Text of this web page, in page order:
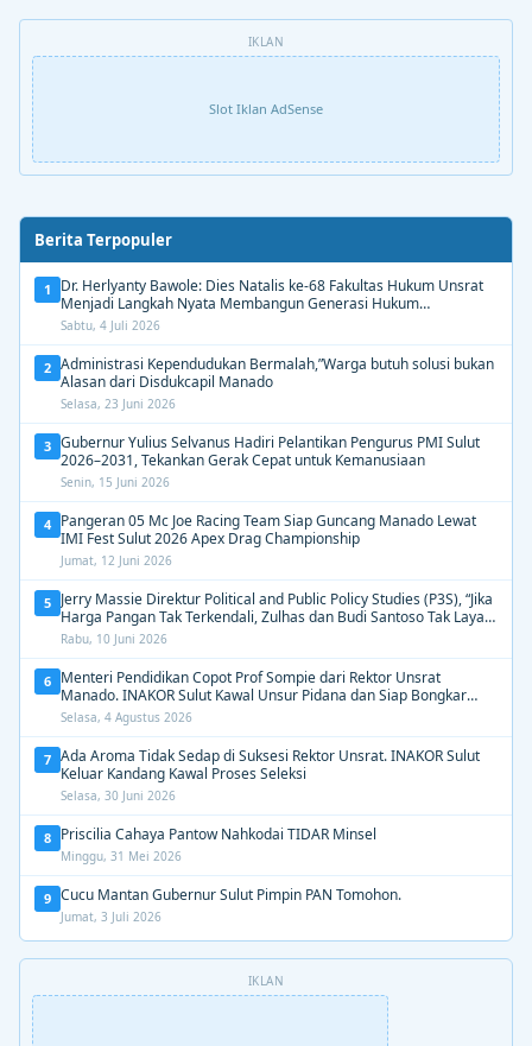
IKLAN
Slot Iklan AdSense
Berita Terpopuler
1
Dr. Herlyanty Bawole: Dies Natalis ke-68 Fakultas Hukum Unsrat
Menjadi Langkah Nyata Membangun Generasi Hukum
Berdampak
Sabtu, 4 Juli 2026
2 Administrasi Kependudukan Bermalah,”Warga butuh solusi bukan
Alasan dari Disdukcapil Manado
Selasa, 23 Juni 2026
3 Gubernur Yulius Selvanus Hadiri Pelantikan Pengurus PMI Sulut
2026–2031, Tekankan Gerak Cepat untuk Kemanusiaan
Senin, 15 Juni 2026
4 Pangeran 05 Mc Joe Racing Team Siap Guncang Manado Lewat
IMI Fest Sulut 2026 Apex Drag Championship
Jumat, 12 Juni 2026
5 Jerry Massie Direktur Political and Public Policy Studies (P3S), “Jika
Harga Pangan Tak Terkendali, Zulhas dan Budi Santoso Tak Layak
Dipertahankan”
Rabu, 10 Juni 2026
6 Menteri Pendidikan Copot Prof Sompie dari Rektor Unsrat
Manado. INAKOR Sulut Kawal Unsur Pidana dan Siap Bongkar
Aroma Busuk di Suksesi Rektor
Selasa, 4 Agustus 2026
7 Ada Aroma Tidak Sedap di Suksesi Rektor Unsrat. INAKOR Sulut
Keluar Kandang Kawal Proses Seleksi
Selasa, 30 Juni 2026
8 Priscilia Cahaya Pantow Nahkodai TIDAR Minsel
Minggu, 31 Mei 2026
9 Cucu Mantan Gubernur Sulut Pimpin PAN Tomohon.
Jumat, 3 Juli 2026
IKLAN